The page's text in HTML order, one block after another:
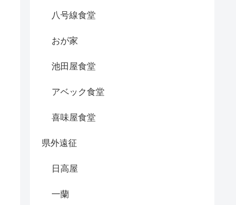
八号線食堂
おが家
池田屋食堂
アベック食堂
喜味屋食堂
県外遠征
日高屋
一蘭